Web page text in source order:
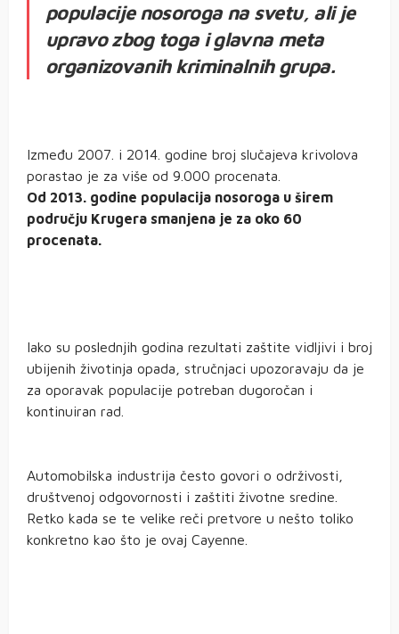
populacije nosoroga na svetu, ali je
upravo zbog toga i glavna meta
organizovanih kriminalnih grupa.
Između 2007. i 2014. godine broj slučajeva krivolova
porastao je za više od 9.000 procenata.
Od 2013. godine populacija nosoroga u širem
području Krugera smanjena je za oko 60
procenata.
Iako su poslednjih godina rezultati zaštite vidljivi i broj
ubijenih životinja opada, stručnjaci upozoravaju da je
za oporavak populacije potreban dugoročan i
kontinuiran rad.
Automobilska industrija često govori o održivosti,
društvenoj odgovornosti i zaštiti životne sredine.
Retko kada se te velike reči pretvore u nešto toliko
konkretno kao što je ovaj Cayenne.